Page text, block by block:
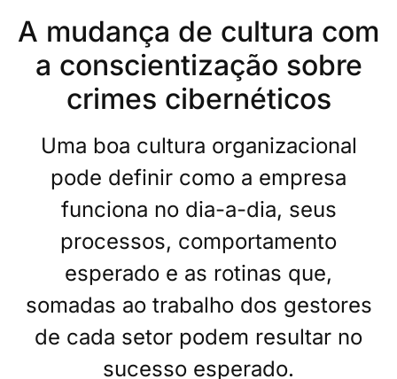
A mudança de cultura com
a conscientização sobre
crimes cibernéticos
Uma boa cultura organizacional
pode definir como a empresa
funciona no dia-a-dia, seus
processos, comportamento
esperado e as rotinas que,
somadas ao trabalho dos gestores
de cada setor podem resultar no
sucesso esperado.